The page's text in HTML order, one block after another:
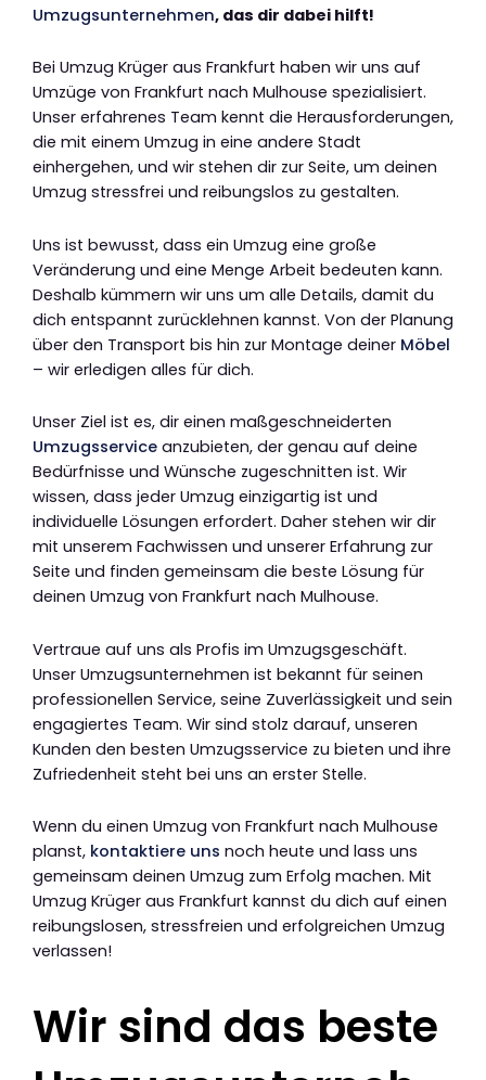
Umzugsunternehmen, das dir dabei hilft!
Bei Umzug Krüger aus Frankfurt haben wir uns auf
Umzüge von Frankfurt nach Mulhouse spezialisiert.
Unser erfahrenes Team kennt die Herausforderungen,
die mit einem Umzug in eine andere Stadt
einhergehen, und wir stehen dir zur Seite, um deinen
Umzug stressfrei und reibungslos zu gestalten.
Uns ist bewusst, dass ein Umzug eine große
Veränderung und eine Menge Arbeit bedeuten kann.
Deshalb kümmern wir uns um alle Details, damit du
dich entspannt zurücklehnen kannst. Von der Planung
über den Transport bis hin zur Montage deiner Möbel
– wir erledigen alles für dich.
Unser Ziel ist es, dir einen maßgeschneiderten
Umzugsservice anzubieten, der genau auf deine
Bedürfnisse und Wünsche zugeschnitten ist. Wir
wissen, dass jeder Umzug einzigartig ist und
individuelle Lösungen erfordert. Daher stehen wir dir
mit unserem Fachwissen und unserer Erfahrung zur
Seite und finden gemeinsam die beste Lösung für
deinen Umzug von Frankfurt nach Mulhouse.
Vertraue auf uns als Profis im Umzugsgeschäft.
Unser Umzugsunternehmen ist bekannt für seinen
professionellen Service, seine Zuverlässigkeit und sein
engagiertes Team. Wir sind stolz darauf, unseren
Kunden den besten Umzugsservice zu bieten und ihre
Zufriedenheit steht bei uns an erster Stelle.
Wenn du einen Umzug von Frankfurt nach Mulhouse
planst, kontaktiere uns noch heute und lass uns
gemeinsam deinen Umzug zum Erfolg machen. Mit
Umzug Krüger aus Frankfurt kannst du dich auf einen
reibungslosen, stressfreien und erfolgreichen Umzug
verlassen!
Wir sind das beste